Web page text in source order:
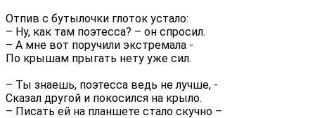
Отпив с бутылочки глоток устало:
– Ну, как там поэтесса? – он спросил.
– А мне вот поручили экстремала -
По крышам прыгать нету уже сил.
– Ты знаешь, поэтесса ведь не лучше, -
Сказал другой и покосился на крыло.
– Писать ей на планшете стало скучно –